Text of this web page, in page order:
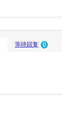
等待回复 0